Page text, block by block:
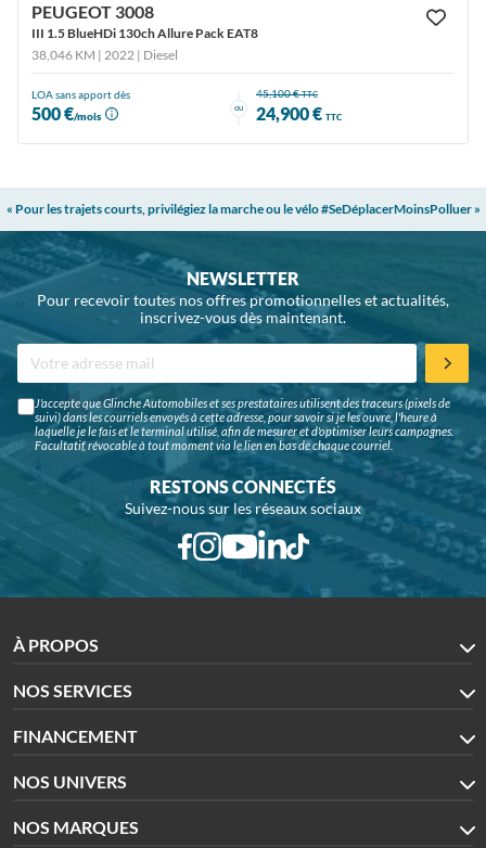
PEUGEOT 3008
III 1.5 BlueHDi 130ch Allure Pack EAT8
38,046 KM | 2022 | Diesel
LOA sans apport dès
500 €/mois
ou
45,100 €TTC
24,900 € TTC
« Pour les trajets courts, privilégiez la marche ou le vélo #SeDéplacerMoinsPolluer »
NEWSLETTER
Pour recevoir toutes nos offres promotionnelles et actualités,
inscrivez-vous dès maintenant.
J'accepte que Glinche Automobiles et ses prestataires utilisent des traceurs (pixels de
suivi) dans les courriels envoyés à cette adresse, pour savoir si je les ouvre, l'heure à
laquelle je le fais et le terminal utilisé, afin de mesurer et d'optimiser leurs campagnes.
Facultatif, révocable à tout moment via le lien en bas de chaque courriel.
RESTONS CONNECTÉS
Suivez-nous sur les réseaux sociaux
À PROPOS
NOS SERVICES
FINANCEMENT
NOS UNIVERS
NOS MARQUES